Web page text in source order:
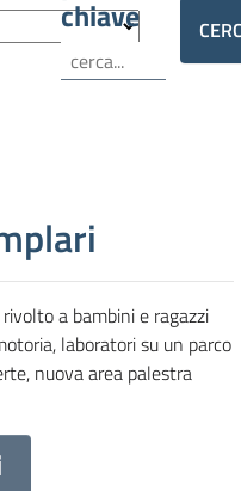
chiave
a bambini e ragazzi
laboratori su un parco
nuova area palestra